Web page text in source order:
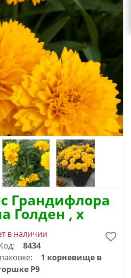
Грандифлора
Голден , x
в наличии
8434
1 корневище в
Р9